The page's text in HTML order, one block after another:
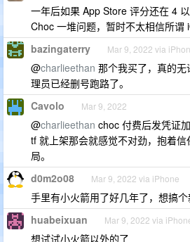
一年后如果 App Store 评分还在 4
Choc 一堆问题，暂时不太相信所谓
bazingaterry Mar 9, 2022 via
@charlieethan 那个我买了，真的
理员已经删号跑路了。
Cavolo Mar 9, 2022
@charlieethan choc 付费后发凭证
tf 就上架那会就感觉不对劲，抱着
局。
d0m2o08 Mar 9, 2022 via iPhone
手里有小火箭用了好几年了，想搞
huabeixuan Mar 9, 2022 via
想试试小火箭以外的了